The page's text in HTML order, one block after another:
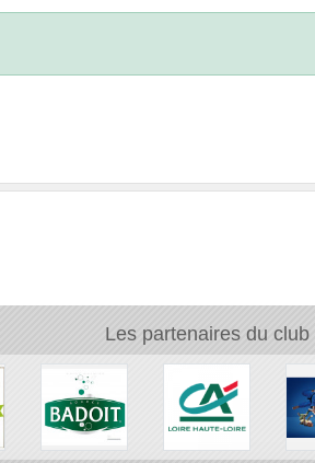
Les partenaires du club